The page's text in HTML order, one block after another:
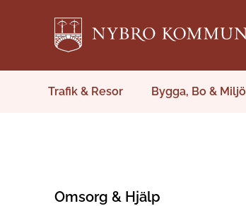
Trafik & Resor Bygga, Bo & Miljö
Omsorg & Hjälp